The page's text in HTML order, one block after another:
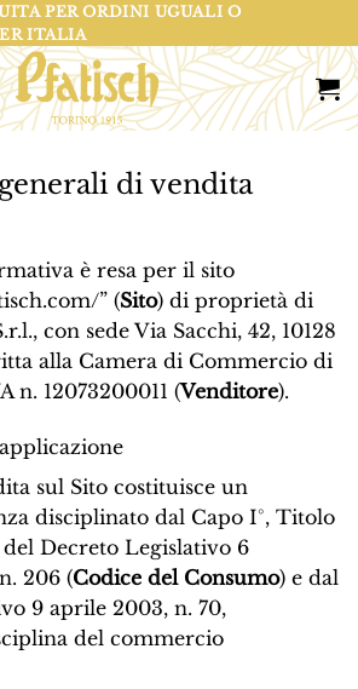
PER ORDINI UGUALI O
ITALIA
di vendita
è resa per il sito
” (Sito) di proprietà di
con sede Via Sacchi, 42, 10128
alla Camera di Commercio di
n. 12073200011 (Venditore).
sul Sito costituisce un
disciplinato dal Capo I°, Titolo
del Decreto Legislativo 6
206 (Codice del Consumo) e dal
9 aprile 2003, n. 70,
del commercio